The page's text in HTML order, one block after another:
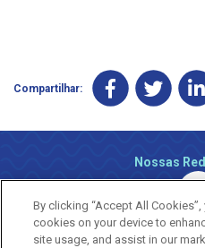
Compartilhar:
Nossas
By clicking “Accept All
cookies on your device to
site usage, and assist in our